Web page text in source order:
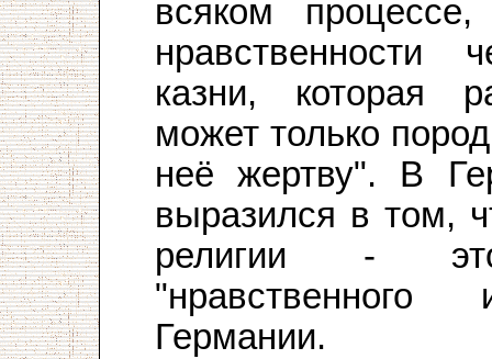
всяком
нравственности
казни, которая
может только
неё жертву". В
выразился в том,
религии -
Германии.